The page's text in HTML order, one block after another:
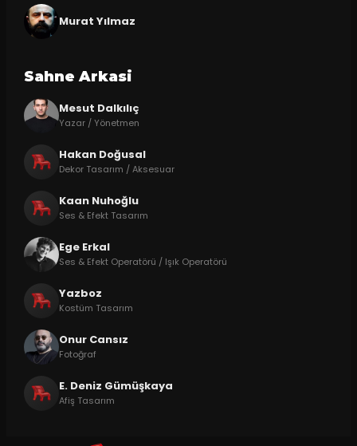
Murat Yılmaz
Sahne Arkasi
Mesut Dalkılıç
Yazar / Yönetmen
Hakan Doğusal
Dekor Tasarım / Aksesuar
Kaan Nuhoğlu
Ses & Efekt Tasarım
Ege Erkal
Ses & Efekt Operatörü / Işık Operatörü
Yazboz
Kostüm Tasarım
Onur Cansız
Fotoğraf
E. Deniz Gümüşkaya
Afiş Tasarım